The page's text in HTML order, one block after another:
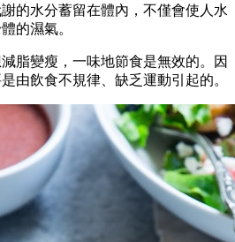
的水分蓄留在體內，不僅會使人水
的濕氣。
脂變瘦，一味地節食是無效的。因
由飲食不規律、缺乏運動引起的。